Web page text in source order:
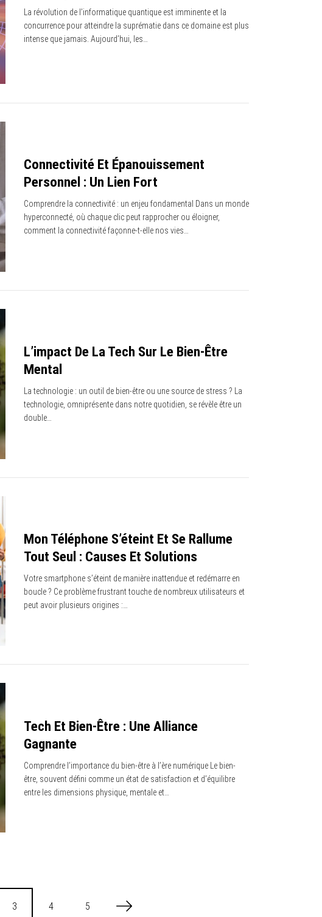
La révolution de l’informatique quantique est imminente et la
concurrence pour atteindre la suprématie dans ce domaine est plus
intense que jamais. Aujourd’hui, les…
Connectivité Et Épanouissement
Personnel : Un Lien Fort
Comprendre la connectivité : un enjeu fondamental Dans un monde
hyperconnecté, où chaque clic peut rapprocher ou éloigner,
comment la connectivité façonne-t-elle nos vies…
L’impact De La Tech Sur Le Bien-Être
Mental
La technologie : un outil de bien-être ou une source de stress ? La
technologie, omniprésente dans notre quotidien, se révèle être un
double…
Mon Téléphone S’éteint Et Se Rallume
Tout Seul : Causes Et Solutions
Votre smartphone s’éteint de manière inattendue et redémarre en
boucle ? Ce problème frustrant touche de nombreux utilisateurs et
peut avoir plusieurs origines :…
Tech Et Bien-Être : Une Alliance
Gagnante
Comprendre l’importance du bien-être à l’ère numérique Le bien-
être, souvent défini comme un état de satisfaction et d’équilibre
entre les dimensions physique, mentale et…
3 4 5